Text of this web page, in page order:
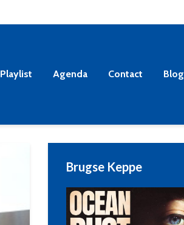
Playlist Agenda Contact Blog
Brugse Keppe